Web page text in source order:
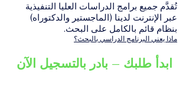
تُقدَّم جميع برامج الدراسات العليا التنفيذية
عبر الإنترنت لدينا (الماجستير والدكتوراه)
بنظام قائم بالكامل على البحث.
ماذا يعني البرنامج الدراسي بالبحث؟
ابدأ طلبك – بادر بالتسجيل الآن